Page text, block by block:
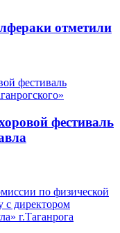
отметили
фестиваль